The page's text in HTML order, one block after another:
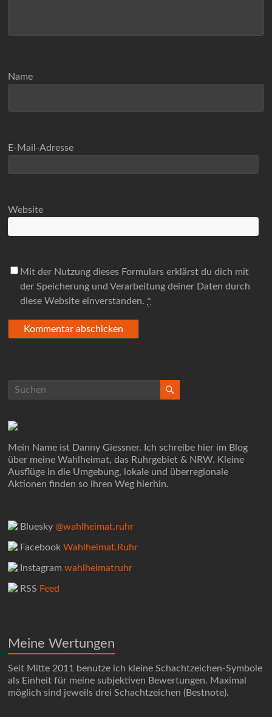
Name
E-Mail-Adresse
Website
Mit der Nutzung dieses Formulars erklärst du dich mit
der Speicherung und Verarbeitung deiner Daten durch
diese Website einverstanden. *
Mein Name ist Danny Giessner. Ich schreibe hier im Blog
über meine Wahlheimat, das Ruhrgebiet & NRW. Kleine
Ausflüge in die Umgebung, lokale und überregionale
Aktionen finden so ihren Weg hierhin.
Bluesky@wahlheimat.ruhr
FacebookWahlheimat.Ruhr
Instagramwahlheimatruhr
RSS Feed
Meine Wertungen
Seit Mitte 2011 benutze ich kleine Schachtzeichen-Symbole
als Einheit für meine subjektiven Bewertungen. Maximal
möglich sind jeweils drei Schachtzeichen (Bestnote).